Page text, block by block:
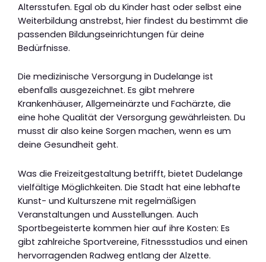
Altersstufen. Egal ob du Kinder hast oder selbst eine
Weiterbildung anstrebst, hier findest du bestimmt die
passenden Bildungseinrichtungen für deine
Bedürfnisse.
Die medizinische Versorgung in Dudelange ist
ebenfalls ausgezeichnet. Es gibt mehrere
Krankenhäuser, Allgemeinärzte und Fachärzte, die
eine hohe Qualität der Versorgung gewährleisten. Du
musst dir also keine Sorgen machen, wenn es um
deine Gesundheit geht.
Was die Freizeitgestaltung betrifft, bietet Dudelange
vielfältige Möglichkeiten. Die Stadt hat eine lebhafte
Kunst- und Kulturszene mit regelmäßigen
Veranstaltungen und Ausstellungen. Auch
Sportbegeisterte kommen hier auf ihre Kosten: Es
gibt zahlreiche Sportvereine, Fitnessstudios und einen
hervorragenden Radweg entlang der Alzette.